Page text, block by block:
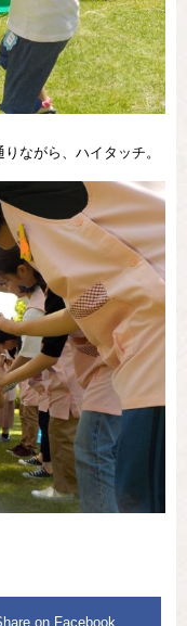
ながら、ハイタッチ。